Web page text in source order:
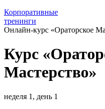
Корпоративные
тренинги
Онлайн-курс «Ораторское
Курс
Мастерство»
неделя 1, день 1